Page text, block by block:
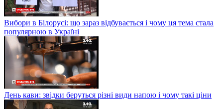
Вибори в Білорусі: що зараз відбувається і чому ця тема стала
популярною в Україні
День кави: звідки беруться різні види напою і чому такі ціни